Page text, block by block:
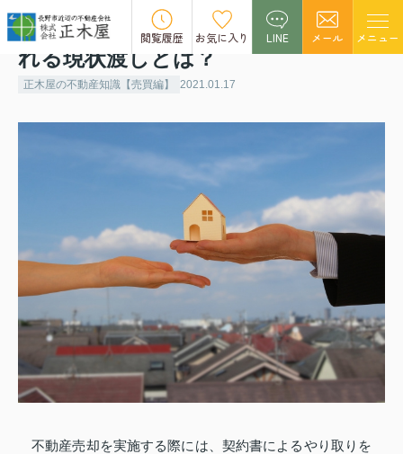
閲覧履歴 お気に入り LINE メール メニュー
不動産を売却する際によくおこなわ
れる現状渡しとは？
正木屋の不動産知識【売買編】 2021.01.17
不動産売却を実施する際には、契約書によるやり取りを